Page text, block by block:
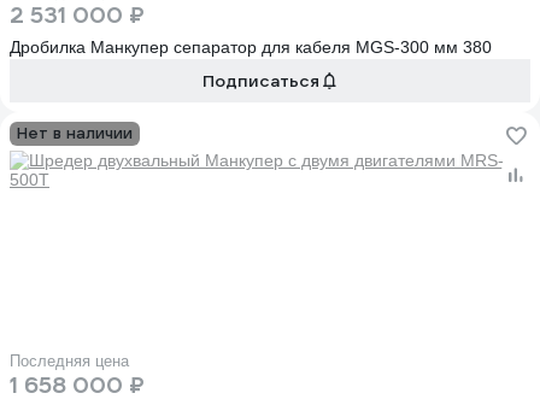
2 531 000 ₽
Дробилка Манкупер сепаратор для кабеля MGS-300 мм 380
Подписаться
Нет в наличии
Последняя цена
1 658 000 ₽